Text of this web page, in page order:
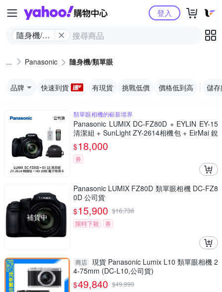
Yahoo購物中心
隨身機/類
登入
Panasonic 隨身機/類單眼
品牌 快速到貨 有現貨 挑戰低價 價格低到高 儲
類單眼相機的嶄新境界
Panasonic LUMIX DC-FZ80D + EYLIN EY-15
清潔組 + SunLight ZY-2614相機包 + EirMai 銳
瑪 HD-100C電子除濕卡 FZ80D (公司貨)
$18,000
券
補貨中
Panasonic LUMIX FZ80D 類單眼相機 DC-FZ8
0D 公司貨
$15,900 $16,736
限時下殺
券
商店 現貨 Panasonic Lumix L10 類單眼相機 2
4-75mm (DC-L10,公司貨)
$49,840 $49,990